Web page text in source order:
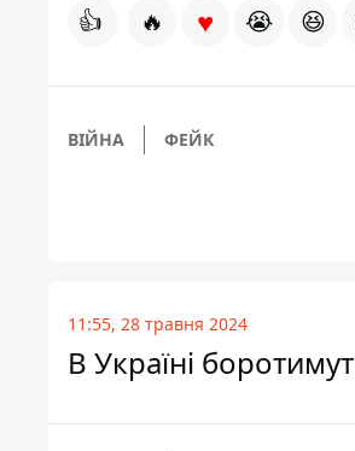
👍 🔥 ♥ 😭 😆
ВІЙНА ФЕЙК
11:55, 28 травня 2024
В Україні